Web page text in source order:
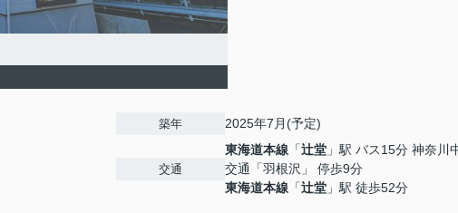
築年 2025年7月(予定)
交通
東海道本線 「辻堂 」駅 バス15分 神奈川
交通「羽根沢」 停歩9分
東海道本線 「辻堂 」駅 徒歩52分